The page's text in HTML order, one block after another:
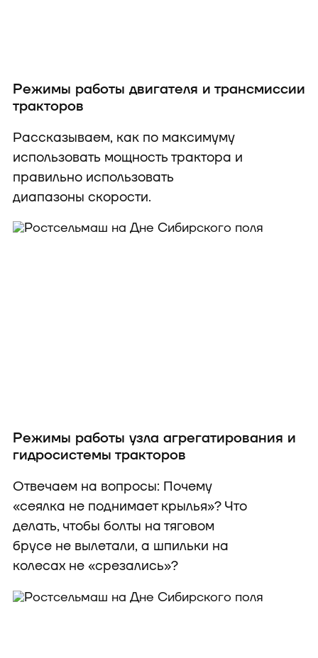
Режимы работы двигателя и трансмиссии
тракторов
Рассказываем, как по максимуму
использовать мощность трактора и
правильно использовать
диапазоны скорости.
Режимы работы узла агрегатирования и
гидросистемы тракторов
Отвечаем на вопросы: Почему
«сеялка не поднимает крылья»? Что
делать, чтобы болты на тяговом
брусе не вылетали, а шпильки на
колесах не «срезались»?